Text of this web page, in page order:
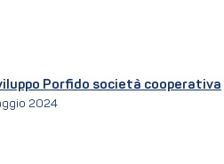
Porfido società cooperativa
2024